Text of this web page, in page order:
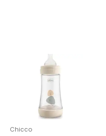
Chicco